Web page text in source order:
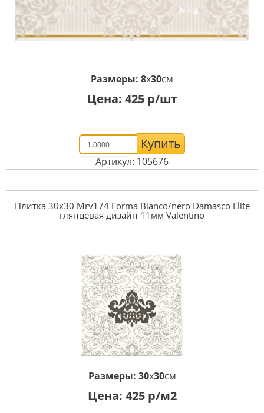
Размеры: 8x30см
Цена: 425р/шт
Купить
Артикул: 105676
Плитка 30x30 Mrv174 Forma Bianco/nero Damasco Elite
глянцевая дизайн 11мм Valentino
Размеры: 30x30см
Цена: 425р/м2